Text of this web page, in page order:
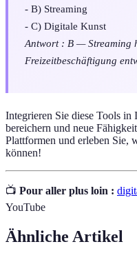
- B) Streaming
- C) Digitale Kunst
Antwort : B — Streaming
Freizeitbeschäftigung
Integrieren Sie diese Tools
bereichern und neue
Plattformen und erleben Sie,
können!
📺 Pour aller plus loin :
YouTube
Ähnliche Artikel